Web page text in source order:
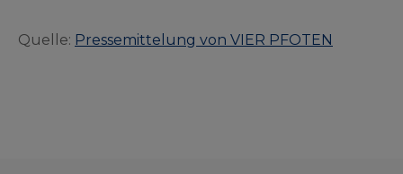
Quelle: Pressemittelung von VIER PFOTEN